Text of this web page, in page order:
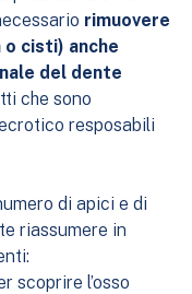
rimuovere
o cisti) anche
del dente
che sono
resposabili
di apici e di
riassumere in
scoprire l’osso